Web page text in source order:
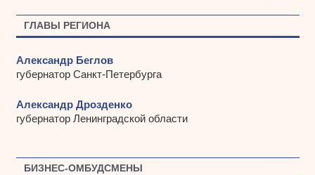
ГЛАВЫ РЕГИОНА
Александр Беглов
губернатор Санкт-Петербурга
Александр Дрозденко
губернатор Ленинградской области
БИЗНЕС-ОМБУДСМЕНЫ
ы